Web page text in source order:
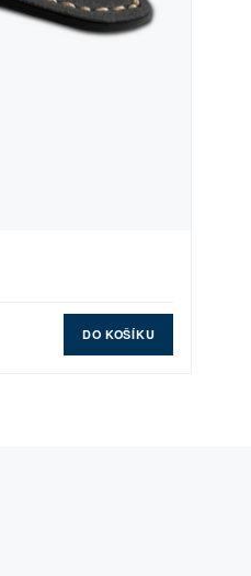
DO KOŠÍKU